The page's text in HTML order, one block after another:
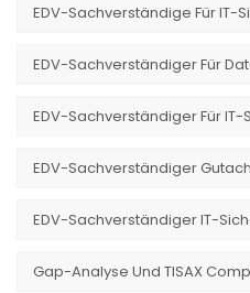
EDV-Sachverständige Für IT-
EDV-Sachverständiger Für
EDV-Sachverständiger Für IT-
EDV-Sachverständiger
EDV-Sachverständiger IT-
Gap-Analyse Und TISAX